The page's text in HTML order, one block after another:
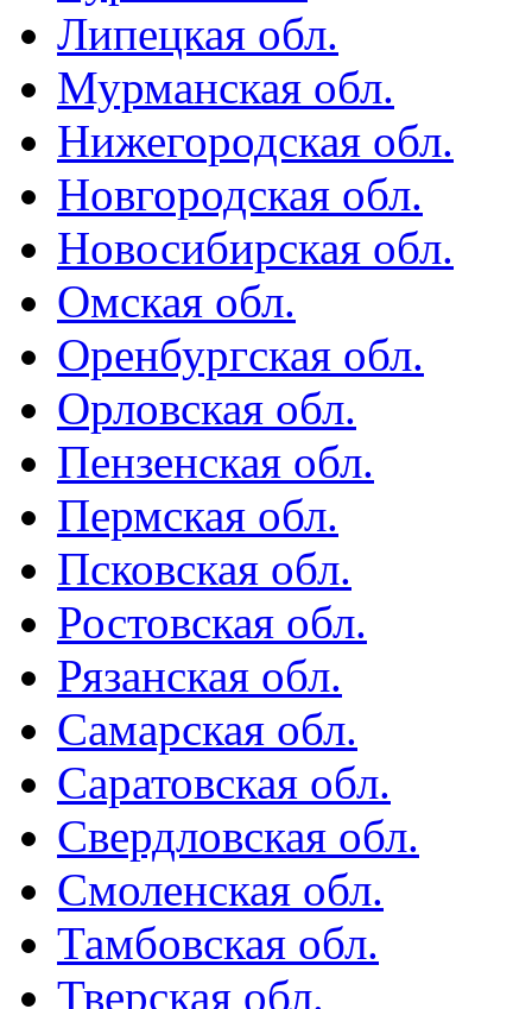
Липецкая обл.
Мурманская обл.
Нижегородская обл.
Новгородская обл.
Новосибирская обл.
Омская обл.
Оренбургская обл.
Орловская обл.
Пензенская обл.
Пермская обл.
Псковская обл.
Ростовская обл.
Рязанская обл.
Самарская обл.
Саратовская обл.
Свердловская обл.
Смоленская обл.
Тамбовская обл.
Тверская обл.